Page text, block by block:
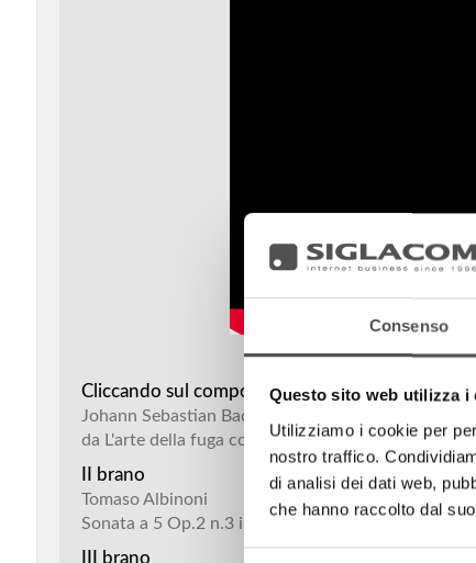
Consenso
Questo sito web utilizza i
Utilizziamo i cookie per
nostro traffico.
di analisi dei dati web,
che hanno raccolto dal
Cliccando sul compositore o sul brando è
Johann Sebastian Bach
da L'arte della fuga contrappunti n.1 e n. 9
II brano
Tomaso Albinoni
Sonata a 5 Op.2 n.3 in Do “Largo – Allegro – Grave
III brano